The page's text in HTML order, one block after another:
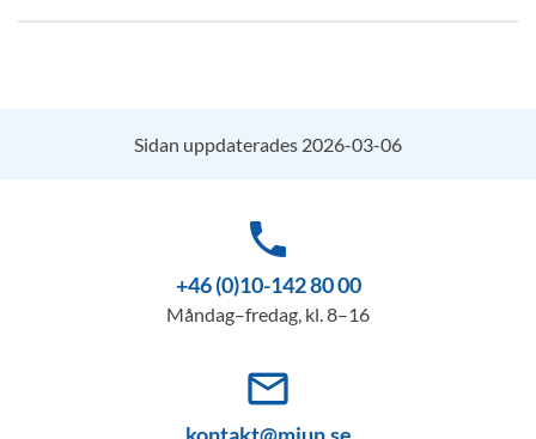
Sidan uppdaterades 2026-03-06
phone
+46 (0)10-142 80 00
Måndag–fredag, kl. 8–16
mail_outline